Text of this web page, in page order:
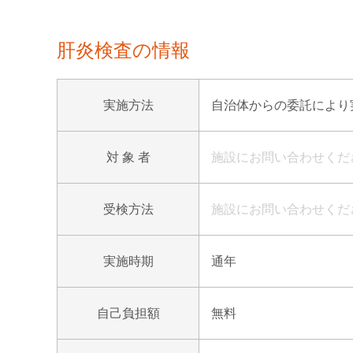
肝炎検査の情報
実施方法 自治体からの委託により
対 象 者 施設にお問い合わせくだ
受検方法 施設にお問い合わせくだ
実施時期 通年
自己負担額 無料